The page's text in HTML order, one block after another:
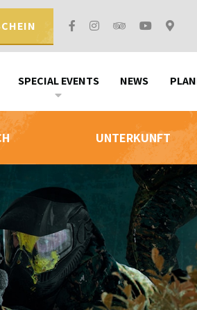
SPECIAL EVENTS NEWS
UNTERKUNFT